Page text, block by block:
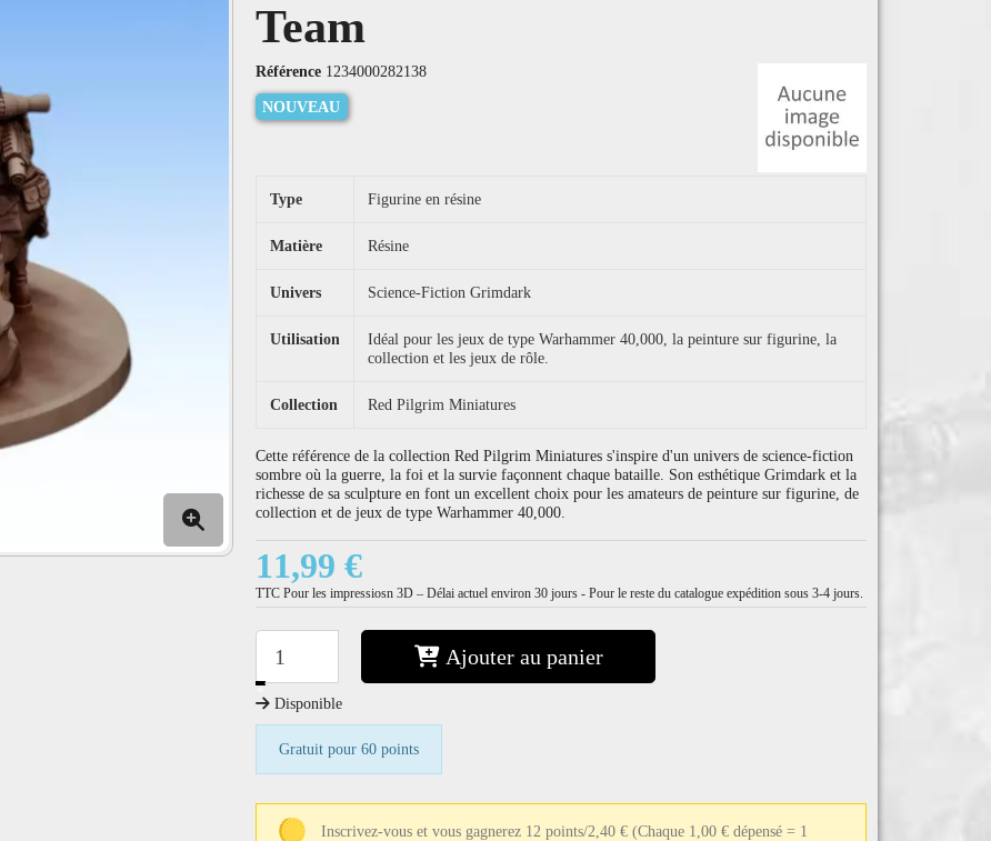
Team
Référence 1234000282138
NOUVEAU
Type Figurine en résine
Matière Résine
Univers Science-Fiction Grimdark
Utilisation
Idéal pour les jeux de type Warhammer 40,000, la peinture sur figurine, la
collection et les jeux de rôle.
Collection Red Pilgrim Miniatures
Cette référence de la collection Red Pilgrim Miniatures s'inspire d'un univers de science-fiction
sombre où la guerre, la foi et la survie façonnent chaque bataille. Son esthétique Grimdark et la
richesse de sa sculpture en font un excellent choix pour les amateurs de peinture sur figurine, de
collection et de jeux de type Warhammer 40,000.
11,99 €
TTC Pour les impressiosn 3D – Délai actuel environ 30 jours - Pour le reste du catalogue expédition sous 3-4 jours.
−
Ajouter au panier
Disponible
Gratuit pour 60 points
Inscrivez-vous et vous gagnerez 12 points/2,40 € (Chaque 1,00 € dépensé = 1